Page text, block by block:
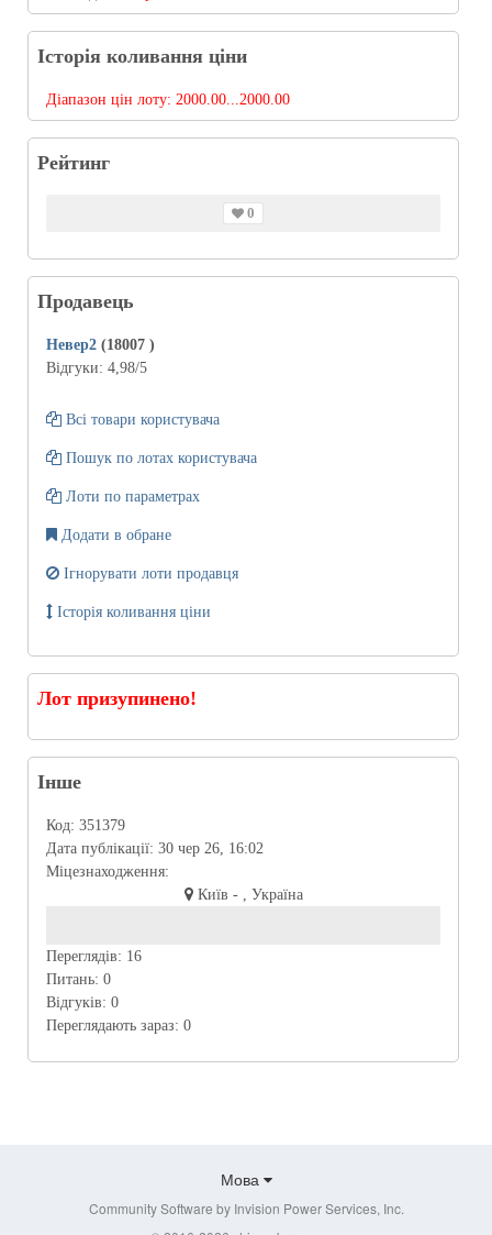
Історія коливання ціни
Діапазон цін лоту: 2000.00...2000.00
Рейтинг
0
Продавець
Невер2 (18007 )
Відгуки: 4,98/5
Всі товари користувача
Пошук по лотах користувача
Лоти по параметрах
Додати в обране
Ігнорувати лоти продавця
Історія коливання ціни
Лот призупинено!
Інше
Код: 351379
Дата публікації: 30 чер 26, 16:02
Міцезнаходження:
Київ - , Україна
Переглядів: 16
Питань: 0
Відгуків: 0
Переглядають зараз: 0
Мова
Community Software by Invision Power Services, Inc.